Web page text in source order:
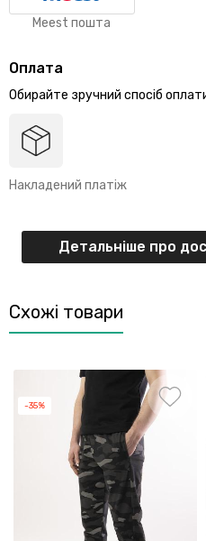
Meest пошта
Оплата
Обирайте зручний спосіб
Накладений платіж
Детальніше про
Схожі товари
-35%